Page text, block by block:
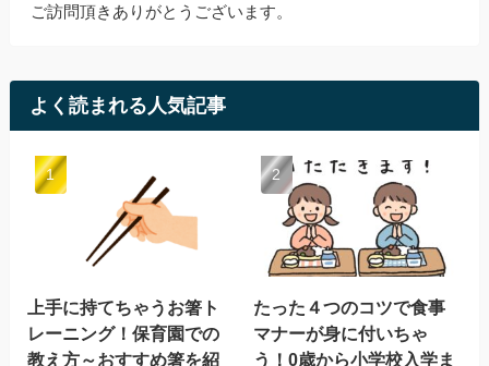
ご訪問頂きありがとうございます。
よく読まれる人気記事
上手に持てちゃうお箸ト
レーニング！保育園での
教え方～おすすめ箸を紹
たった４つのコツで食事
マナーが身に付いちゃ
う！0歳から小学校入学ま